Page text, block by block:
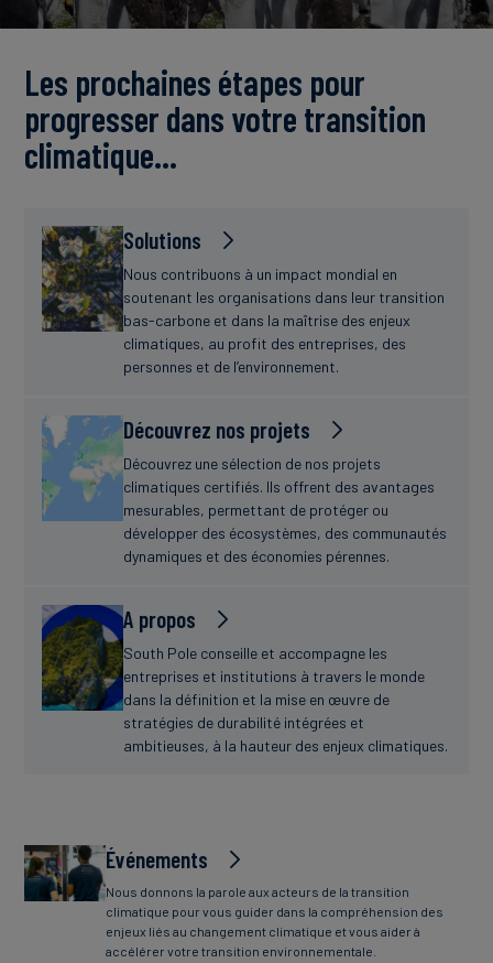
Les prochaines étapes pour
progresser dans votre transition
climatique…
Solutions
Nous contribuons à un impact mondial en
soutenant les organisations dans leur transition
bas-carbone et dans la maîtrise des enjeux
climatiques, au profit des entreprises, des
personnes et de l’environnement.
Découvrez nos projets
Découvrez une sélection de nos projets
climatiques certifiés. Ils offrent des avantages
mesurables, permettant de protéger ou
développer des écosystèmes, des communautés
dynamiques et des économies pérennes.
A propos
South Pole conseille et accompagne les
entreprises et institutions à travers le monde
dans la définition et la mise en œuvre de
stratégies de durabilité intégrées et
ambitieuses, à la hauteur des enjeux climatiques.
Événements
Nous donnons la parole aux acteurs de la transition
climatique pour vous guider dans la compréhension des
enjeux liés au changement climatique et vous aider à
accélérer votre transition environnementale.